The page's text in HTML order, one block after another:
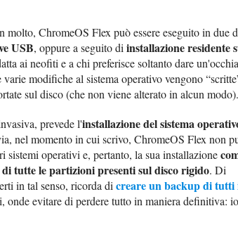
molto, ChromeOS Flex può essere eseguito in due
USB, oppure a seguito diinstallazione residente
ai neofiti e a chi preferisce soltanto dare
modifiche al sistema operativo vengono
sul disco (che non viene alterato in alcun modo).
prevede l'installazione del sistema
nel momento in cui scrivo, ChromeOS Flex non
sistemi operativi e, pertanto, la sua installazione
tutte le partizioni presenti sul disco rigido. Di
in tal senso, ricorda dicreare un backup di tutti
onde evitare di perdere tutto in maniera definitiva: